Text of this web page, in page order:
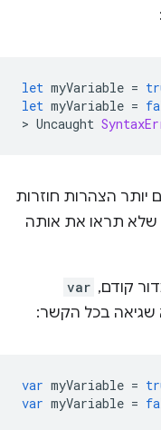
let myVariable =
let myVariable =
> Uncaught
הצהרות חוזרות
שלא תראו את אותה
קודם, var
בכל הקשר:
var myVariable =
var myVariable =